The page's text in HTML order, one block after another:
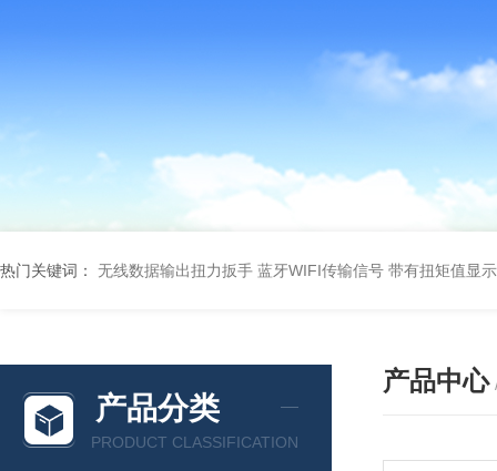
热门关键词： 无线数据输出扭力扳手 蓝牙WIFI传输信号 带有扭矩值显
产品分类
PRODUCT CLASSIFICATION
产品中心